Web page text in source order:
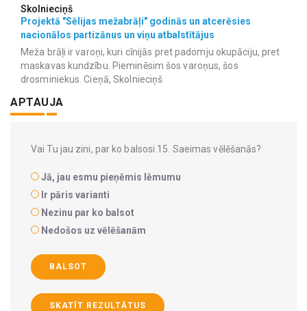
Skolnieciņš
Projektā "Sēlijas mežabrāļi" godinās un atcerēsies
nacionālos partizānus un viņu atbalstītājus
Meža brāļi ir varoņi, kuri cīnijās pret padomju okupāciju, pret
maskavas kundzību. Pieminēsim šos varoņus, šos
drosminiekus. Cieņā, Skolnieciņš
APTAUJA
Vai Tu jau zini, par ko balsosi 15. Saeimas vēlēšanās?
Jā, jau esmu pieņēmis lēmumu
Ir pāris varianti
Nezinu par ko balsot
Nedošos uz vēlēšanām
BALSOT
SKATĪT REZULTĀTUS